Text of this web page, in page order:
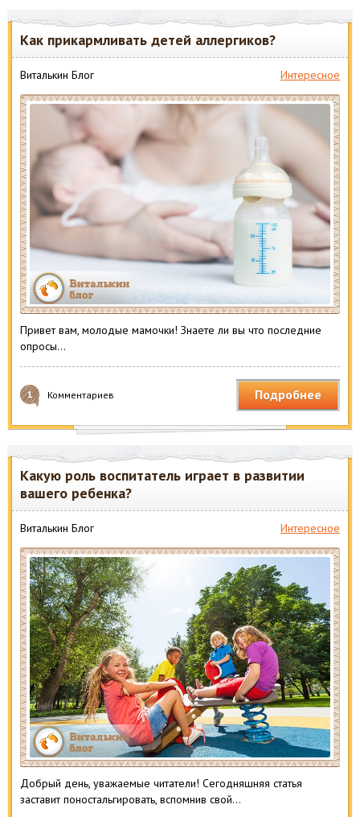
Как прикармливать детей аллергиков?
Виталькин Блог Интересное
Привет вам, молодые мамочки! Знаете ли вы что последние
опросы…
1 Комментариев Подробнее
Какую роль воспитатель играет в развитии
вашего ребенка?
Виталькин Блог Интересное
Добрый день, уважаемые читатели! Сегодняшняя статья
заставит поностальгировать, вспомнив свой…